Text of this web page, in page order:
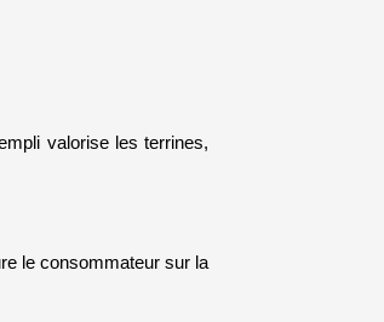
valorise les terrines,
le consommateur sur la